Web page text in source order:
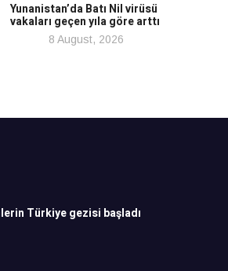
Yunanistan’da Batı Nil virüsü
vakaları geçen yıla göre arttı
8 August, 2026
Türkiye gezisi başladı